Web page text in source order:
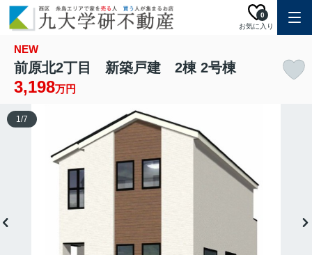
お気に入り
0
NEW
前原北2丁目 新築戸建 2棟 2号棟
3,198万円
1/7